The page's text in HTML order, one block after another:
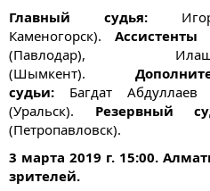
Главный судья:
Каменогорск).Ассистенты
(Павлодар),
(Шымкент).
судьи: Багдат Абдуллаев
(Уральск). Резервный
(Петропавловск).
3 марта 2019 г. 15:00.
зрителей.